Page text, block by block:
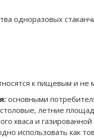
одноразовых
к пищевым и не
основными
летние
кваса и
использовать как